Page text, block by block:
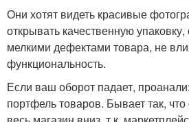
Они хотят видеть красивые
открывать качественную
мелкими дефектами товара, не
функциональность.
Если ваш оборот падает,
портфель товаров. Бывает так,